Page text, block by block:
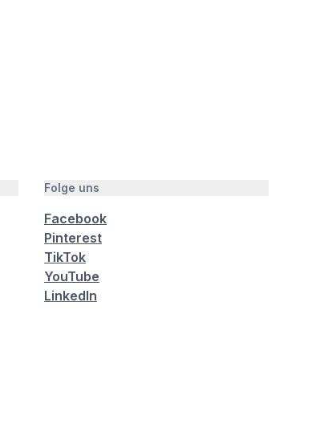
Folge uns
Facebook
Pinterest
TikTok
YouTube
LinkedIn